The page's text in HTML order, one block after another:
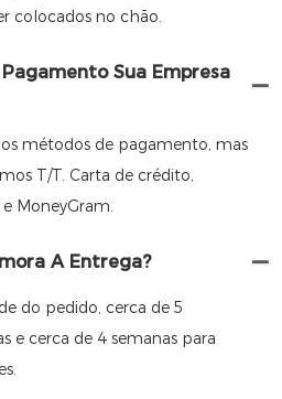
colocados no chão.
Sua Empresa
métodos de pagamento, mas
T/T. Carta de crédito,
MoneyGram.
A Entrega?
do pedido, cerca de 5
e cerca de 4 semanas para